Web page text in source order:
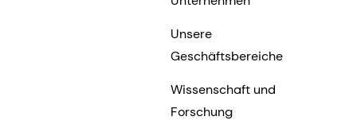
Unsere
Geschäftsbereiche
Wissenschaft und
Forschung